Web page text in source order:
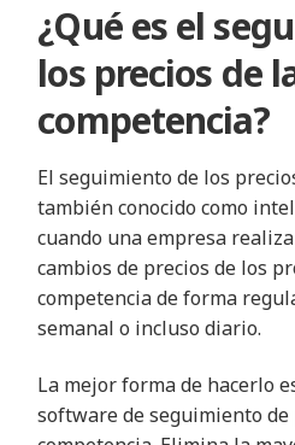
¿Qué es el
los precios de
competencia?
El seguimiento de los
también conocido como
cuando una empresa
cambios de precios de los
competencia de forma
semanal o incluso diario.
La mejor forma de hacerlo
software de seguimiento de